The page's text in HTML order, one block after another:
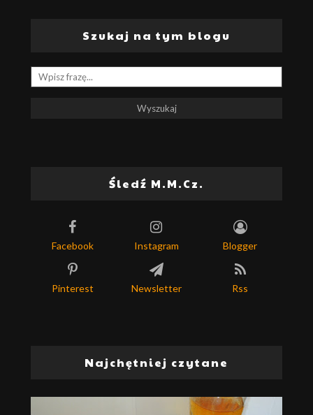
Szukaj na tym blogu
Śledź M.M.Cz.
Facebook Instagram Blogger
Pinterest Newsletter Rss
Najchętniej czytane